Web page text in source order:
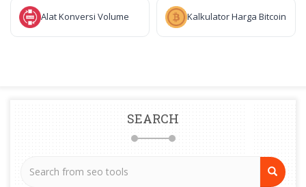
Alat Konversi Volume Kalkulator Harga Bitcoin
SEARCH